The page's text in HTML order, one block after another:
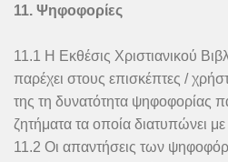
11. Ψηφοφορίες
11.1 Η Εκθέσις Χριστιανικού
παρέχει στους επισκέπτες /
της τη δυνατότητα ψηφοφορίας
ζητήματα τα οποία διατυπώνει
11.2 Οι απαντήσεις των